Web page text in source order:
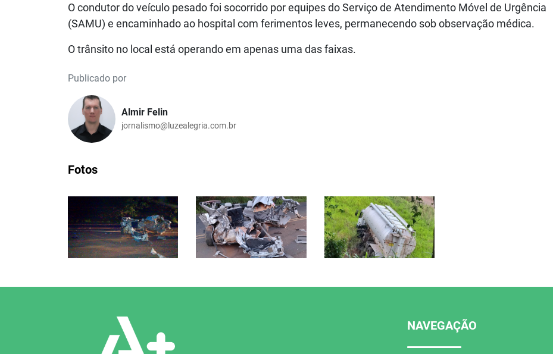
O condutor do veículo pesado foi socorrido por equipes do Serviço de Atendimento Móvel de Urgência
(SAMU) e encaminhado ao hospital com ferimentos leves, permanecendo sob observação médica.
O trânsito no local está operando em apenas uma das faixas.
Publicado por
Almir Felin
jornalismo@luzealegria.com.br
Fotos
NAVEGAÇÃO